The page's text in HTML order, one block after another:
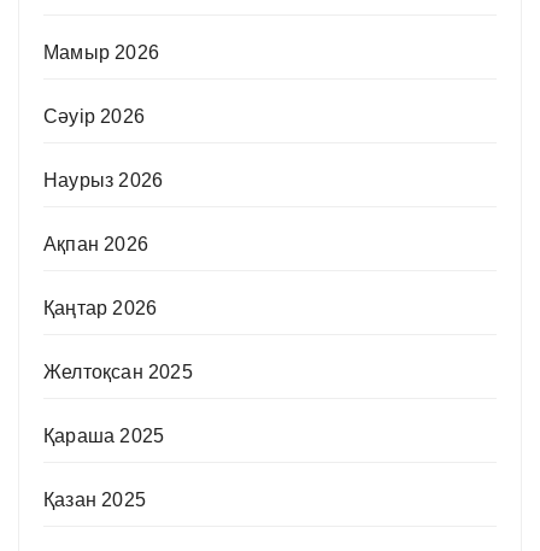
Мамыр 2026
Сәуір 2026
Наурыз 2026
Ақпан 2026
Қаңтар 2026
Желтоқсан 2025
Қараша 2025
Қазан 2025